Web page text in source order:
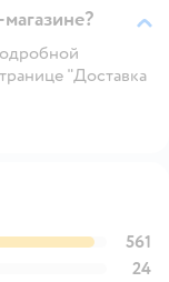
"Доставка
561
24